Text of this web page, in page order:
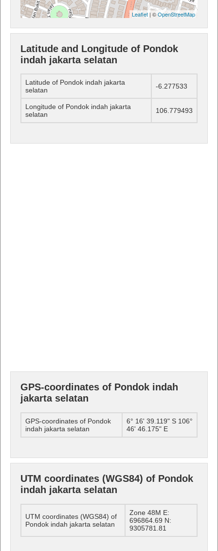
Leaflet | ©OpenStreetMap
Latitude and Longitude of Pondok
indah jakarta selatan
Latitude of Pondok indah jakarta
selatan
-6.277533
Longitude of Pondok indah jakarta
selatan
106.779493
GPS-coordinates of Pondok indah
jakarta selatan
GPS-coordinates of Pondok
indah jakarta selatan
6° 16' 39.119" S 106°
46' 46.175" E
UTM coordinates (WGS84) of Pondok
indah jakarta selatan
UTM coordinates (WGS84) of
Pondok indah jakarta selatan
Zone 48M E:
696864.69 N:
9305781.81